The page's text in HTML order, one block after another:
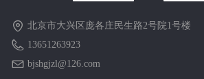
北京市大兴区庞各庄民生路2号院1号楼
13651263923
bjshgjzl@126.com